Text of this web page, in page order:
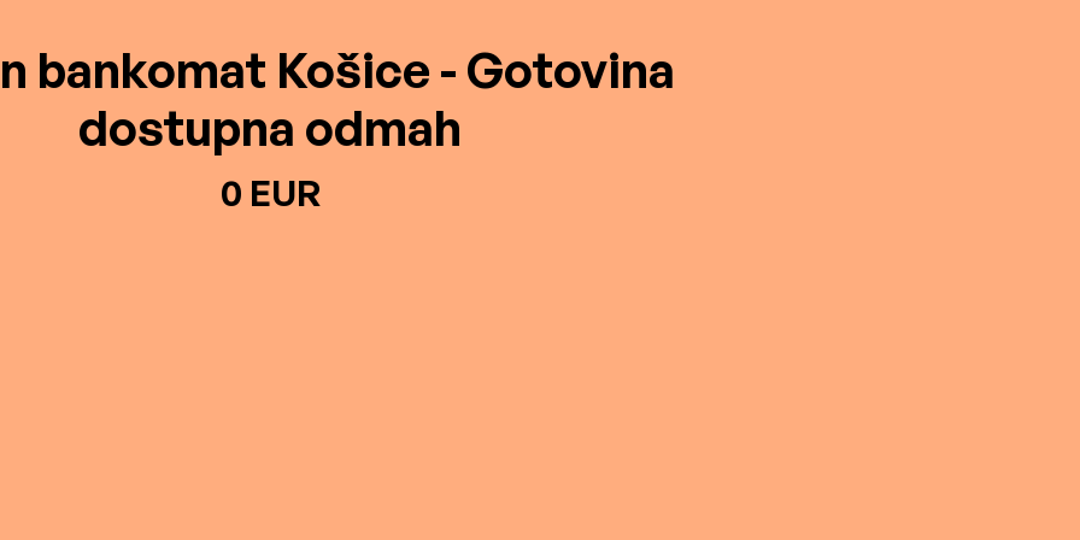
bankomat Košice - Gotovina
dostupna odmah
0 EUR